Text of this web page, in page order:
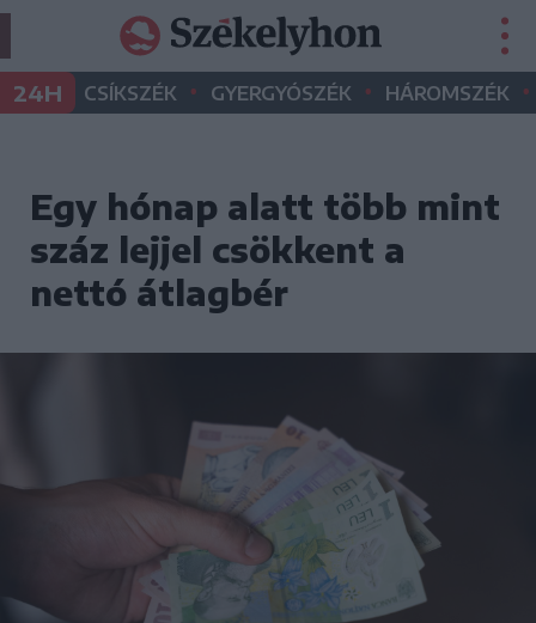
24H CSÍKSZÉK • GYERGYÓSZÉK • HÁROMSZÉK •
Egy hónap alatt több mint
száz lejjel csökkent a
nettó átlagbér